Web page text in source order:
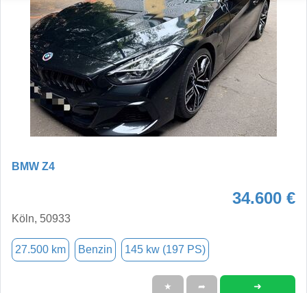
BMW Z4
34.600 €
Köln, 50933
27.500 km Benzin 145 kw (197 PS)
★ ➦ ➜